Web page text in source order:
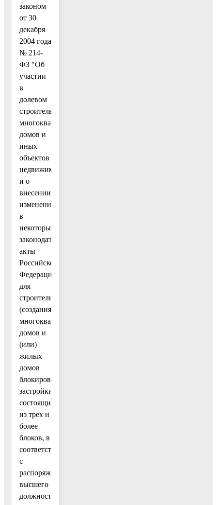
законом
от 30
декабря
2004 года
№ 214-
ФЗ "Об
участии
в
долевом
строительстве
многоквартирных
домов и
иных
объектов
недвижимости
и о
внесении
изменений
в
некоторые
законодательные
акты
Российской
Федерации",
для
строительства
(создания)
многоквартирных
домов и
(или)
жилых
домов
блокированной
застройки,
состоящих
из трех и
более
блоков, в
соответствии
с
распоряжением
высшего
должностного